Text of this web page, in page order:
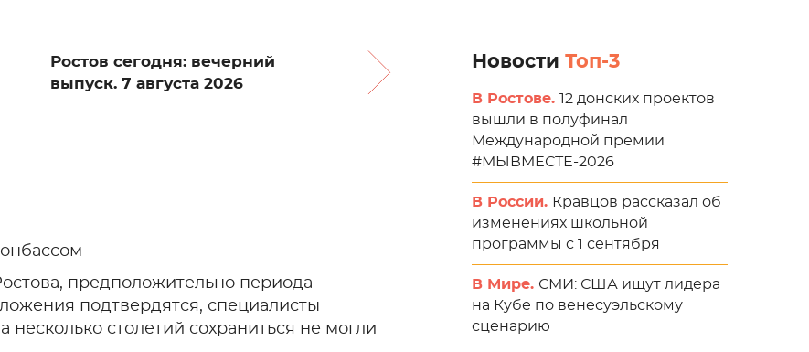
Ростов сегодня: вечерний
выпуск. 7 августа 2026
предположительно периода
подтвердятся, специалисты
несколько столетий сохраниться не могли
Новости Топ-3
В Ростове. 12 донских проектов
вышли в полуфинал
Международной премии
#МЫВМЕСТЕ-2026
В России. Кравцов рассказал об
изменениях школьной
программы с 1 сентября
В Мире. СМИ: США ищут лидера
на Кубе по венесуэльскому
сценарию